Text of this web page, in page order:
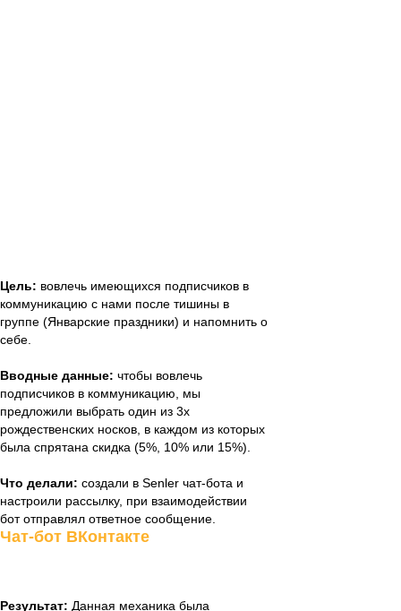
Цель: вовлечь имеющихся подписчиков в
коммуникацию с нами после тишины в
группе (Январские праздники) и напомнить о
себе.
Вводные данные: чтобы вовлечь
подписчиков в коммуникацию, мы
предложили выбрать один из 3х
рождественских носков, в каждом из которых
была спрятана скидка (5%, 10% или 15%).
Что делали: создали в Senler чат-бота и
настроили рассылку, при взаимодействии
бот отправлял ответное сообщение.
Чат-бот ВКонтакте
Результат: Данная механика была